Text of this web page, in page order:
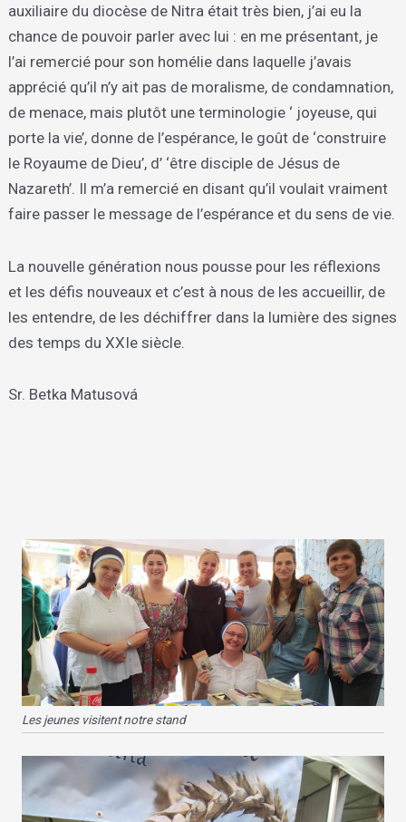
auxiliaire du diocèse de Nitra était très bien, j’ai eu la
chance de pouvoir parler avec lui : en me présentant, je
l’ai remercié pour son homélie dans laquelle j’avais
apprécié qu’il n’y ait pas de moralisme, de condamnation,
de menace, mais plutôt une terminologie ‘ joyeuse, qui
porte la vie’, donne de l’espérance, le goût de ‘construire
le Royaume de Dieu’, d’ ‘être disciple de Jésus de
Nazareth’. Il m’a remercié en disant qu’il voulait vraiment
faire passer le message de l’espérance et du sens de vie.
La nouvelle génération nous pousse pour les réflexions
et les défis nouveaux et c’est à nous de les accueillir, de
les entendre, de les déchiffrer dans la lumière des signes
des temps du XXIe siècle.
Sr. Betka Matusová
Les jeunes visitent notre stand